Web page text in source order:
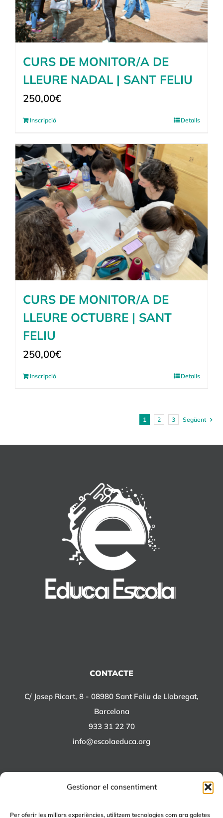
Gestionar el consentiment
Per oferir les millors experiències, utilitzem tecnologies com ara galetes
CURS DE MONITOR/A DE
LLEURE NADAL | SANT FELIU
250,00€
Inscripció Detalls
CURS DE MONITOR/A DE
LLEURE OCTUBRE | SANT
FELIU
250,00€
Inscripció Detalls
1 2 3 Següent
CONTACTE
C/ Josep Ricart, 8 - 08980 Sant Feliu de Llobregat,
Barcelona
933 31 22 70
info@escolaeduca.org